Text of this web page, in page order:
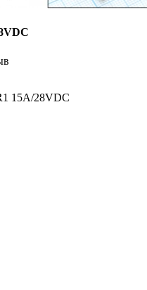
15A/28VDC